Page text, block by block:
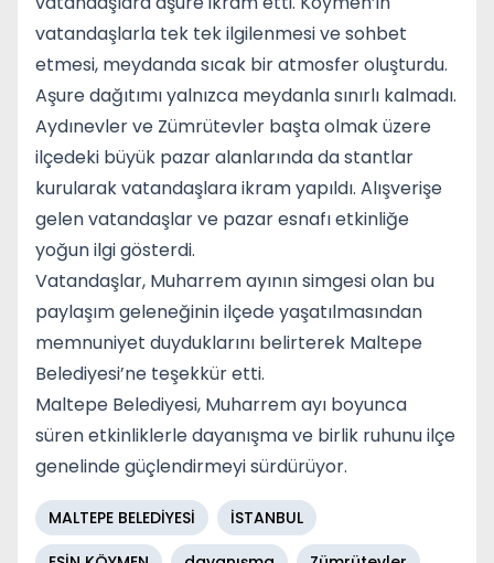
vatandaşlarla tek tek ilgilenmesi ve sohbet
etmesi, meydanda sıcak bir atmosfer oluşturdu.
Aşure dağıtımı yalnızca meydanla sınırlı kalmadı.
Aydınevler ve Zümrütevler başta olmak üzere
ilçedeki büyük pazar alanlarında da stantlar
kurularak vatandaşlara ikram yapıldı. Alışverişe
gelen vatandaşlar ve pazar esnafı etkinliğe
yoğun ilgi gösterdi.
Vatandaşlar, Muharrem ayının simgesi olan bu
paylaşım geleneğinin ilçede yaşatılmasından
memnuniyet duyduklarını belirterek Maltepe
Belediyesi’ne teşekkür etti.
Maltepe Belediyesi, Muharrem ayı boyunca
süren etkinliklerle dayanışma ve birlik ruhunu ilçe
genelinde güçlendirmeyi sürdürüyor.
MALTEPE BELEDİYESİ
İSTANBUL